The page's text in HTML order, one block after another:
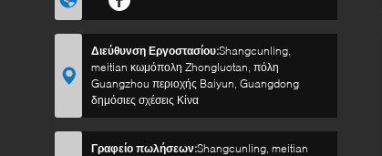
Διεύθυνση Εργοστασίου:Shangcunling,
meitian κωμόπολη Zhongluotan, πόλη
Guangzhou περιοχής Baiyun, Guangdong
δημόσιες σχέσεις Κίνα
Γραφείο πωλήσεων:Shangcunling, meitian